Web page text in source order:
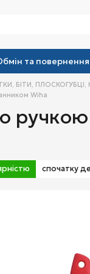
та повернення
БІТИ,
Wiha
спочатку